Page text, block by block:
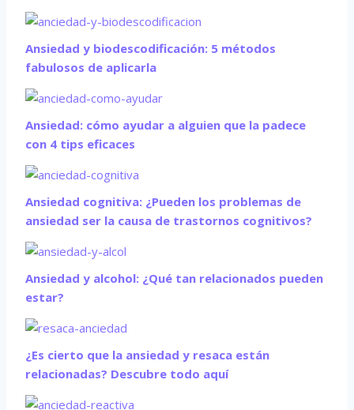
Ansiedad y biodescodificación: 5 métodos
fabulosos de aplicarla
Ansiedad: cómo ayudar a alguien que la padece
con 4 tips eficaces
Ansiedad cognitiva: ¿Pueden los problemas de
ansiedad ser la causa de trastornos cognitivos?
Ansiedad y alcohol: ¿Qué tan relacionados pueden
estar?
¿Es cierto que la ansiedad y resaca están
relacionadas? Descubre todo aquí